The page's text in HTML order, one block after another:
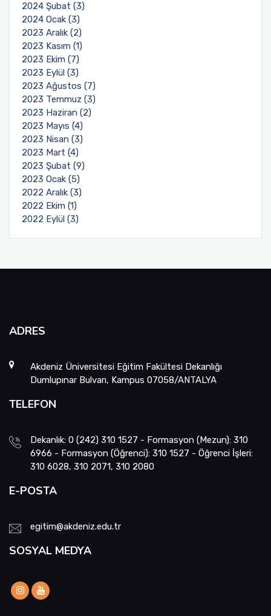
2024 Şubat (3)
2024 Ocak (3)
2023 Aralık (2)
2023 Kasım (1)
2023 Ekim (7)
2023 Eylül (3)
2023 Ağustos (7)
2023 Temmuz (3)
2023 Haziran (2)
2023 Mayıs (4)
2023 Nisan (3)
2023 Mart (4)
2023 Şubat (9)
2023 Ocak (5)
2022 Aralık (3)
2022 Ekim (1)
2022 Eylül (3)
ADRES
Akdeniz Üniversitesi Eğitim Fakültesi Dekanlığı
Dumlupınar Bulvarı, Kampus 07058/ANTALYA
TELEFON
Dekanlık: 0 (242) 310 1527 - Formasyon (Mezun): 310
6966 - Formasyon (Öğrenci): 310 1527 - Öğrenci İşleri:
310 6028, 310 2071, 310 2080
E-POSTA
egitim@akdeniz.edu.tr
SOSYAL MEDYA